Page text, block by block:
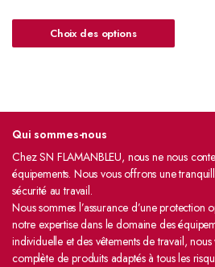
Choix des options
Qui sommes-nous
Chez SN FLAMANBLEU, nous ne nous
équipements. Nous vous offrons une
sécurité au travail.
Nous sommes l’assurance d’une protection
notre expertise dans le domaine des
individuelle et des vêtements de travail,
complète de produits adaptés à tous les